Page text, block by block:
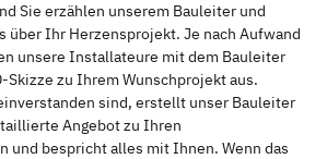
Sie erzählen unserem Bauleiter und
über Ihr Herzensprojekt. Je nach Aufwand
unsere Installateure mit dem Bauleiter
Skizze zu Ihrem Wunschprojekt aus.
sind, erstellt unser Bauleiter
Angebot zu Ihren
und bespricht alles mit Ihnen. Wenn das